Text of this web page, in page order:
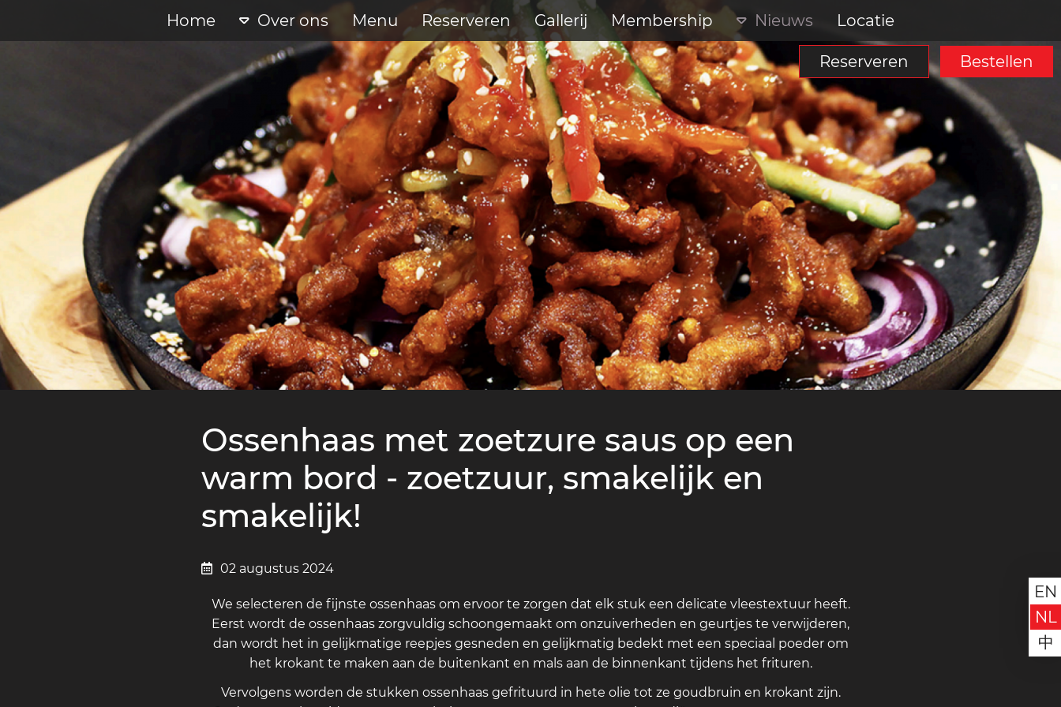
Reserveren Bestellen
EN
NL
中
Home Over ons Menu Reserveren Gallerij Membership Nieuws Locatie
Ossenhaas met zoetzure saus op een
warm bord - zoetzuur, smakelijk en
smakelijk!
02 augustus 2024
We selecteren de fijnste ossenhaas om ervoor te zorgen dat elk stuk een delicate vleestextuur heeft.
Eerst wordt de ossenhaas zorgvuldig schoongemaakt om onzuiverheden en geurtjes te verwijderen,
dan wordt het in gelijkmatige reepjes gesneden en gelijkmatig bedekt met een speciaal poeder om
het krokant te maken aan de buitenkant en mals aan de binnenkant tijdens het frituren.
Vervolgens worden de stukken ossenhaas gefrituurd in hete olie tot ze goudbruin en krokant zijn.